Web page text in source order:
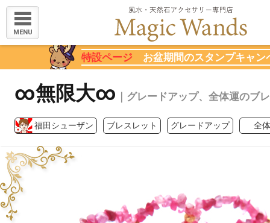
MENU
特設ページ お盆期間のスタンプキャン
∞無限大∞ ｜グレードアップ、全体運のブ
福田シューザン ブレスレット グレードアップ 全